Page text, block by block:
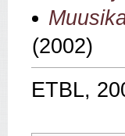
(2002)
ETBL,